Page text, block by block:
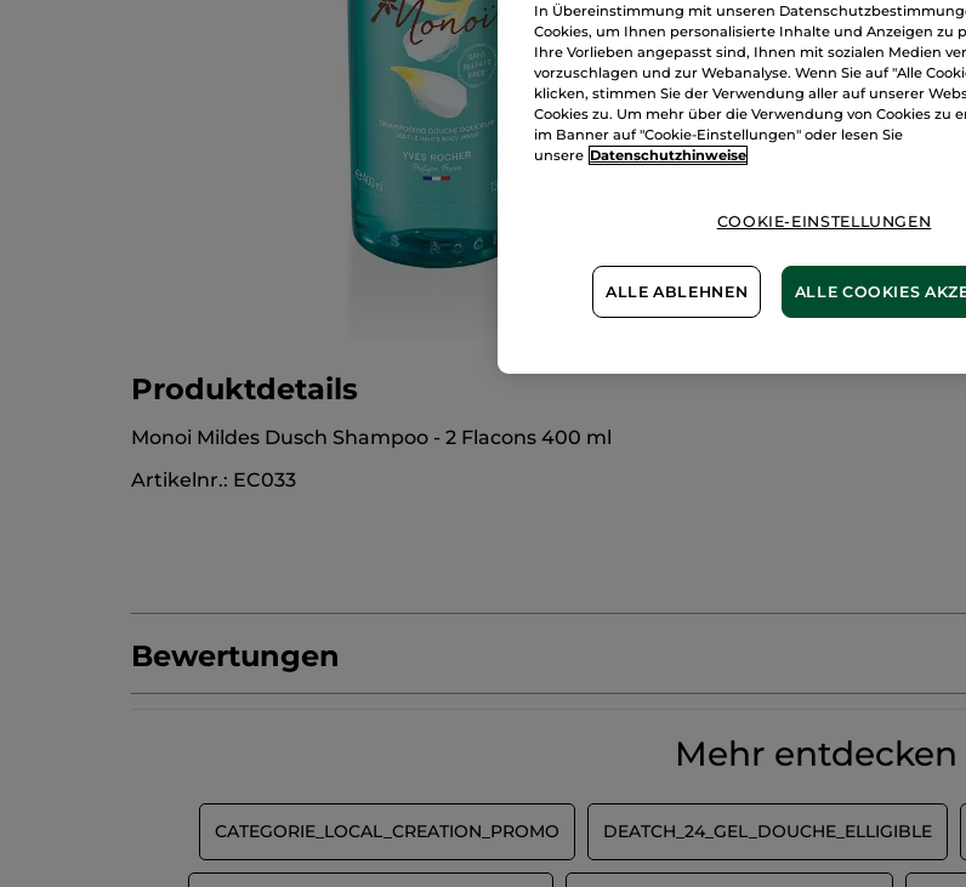
Produktdetails
Monoi Mildes Dusch Shampoo - 2 Flacons 400 ml
Artikelnr.: EC033
Bewertungen
BEWERTUNG VERFASSEN
Mehr entdecken
CATEGORIE_LOCAL_CREATION_PROMO DEATCH_24_GEL_DOUCHE_ELLIGIBLE
In Übereinstimmung mit unseren
Cookies, um Ihnen personalisierte Inhalte und Anzeigen zu
Ihre Vorlieben angepasst sind, Ihnen mit sozialen Medien
vorzuschlagen und zur Webanalyse. Wenn Sie auf "Alle
klicken, stimmen Sie der Verwendung aller auf unserer
Cookies zu. Um mehr über die Verwendung von Cookies zu
im Banner auf "Cookie-Einstellungen" oder lesen Sie
unsere Datenschutzhinweise
COOKIE-EINSTELLUNGEN
ALLE ABLEHNEN ALLE COOKIES